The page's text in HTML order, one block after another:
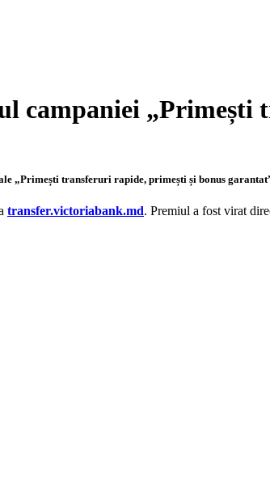
campaniei „Primești
„Primești transferuri rapide, primești și bonus
transfer.victoriabank.md. Premiul a fost virat